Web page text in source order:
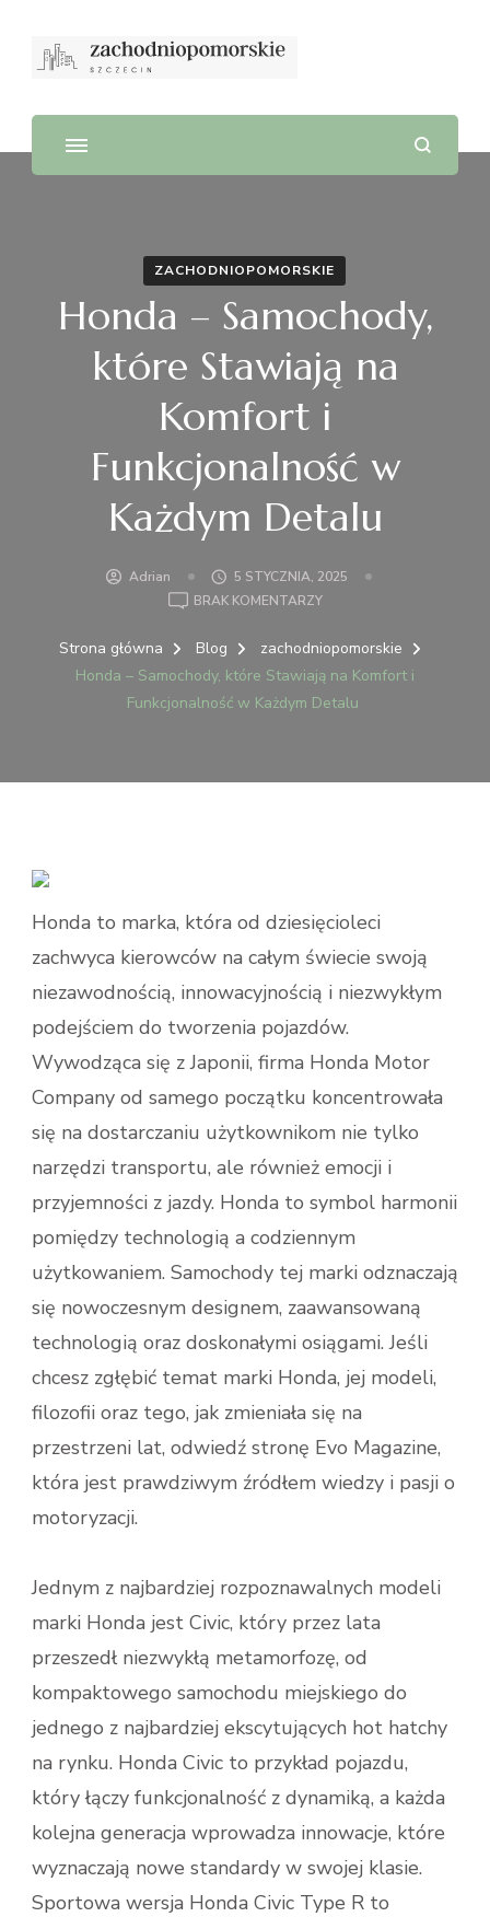
ZACHODNIOPOMORSKIE
Honda – Samochody,
które Stawiają na
Komfort i
Funkcjonalność w
Każdym Detalu
Adrian
5 STYCZNIA, 2025
BRAK KOMENTARZYDO
–
SAMOCHODY,
I
Strona główna Blog
zachodniopomorskie
Honda – Samochody, które Stawiają na Komfort i
Funkcjonalność w Każdym Detalu
Honda to marka, która od dziesięcioleci
zachwyca kierowców na całym świecie swoją
niezawodnością, innowacyjnością i niezwykłym
podejściem do tworzenia pojazdów.
Wywodząca się z Japonii, firma Honda Motor
Company od samego początku koncentrowała
się na dostarczaniu użytkownikom nie tylko
narzędzi transportu, ale również emocji i
przyjemności z jazdy. Honda to symbol harmonii
pomiędzy technologią a codziennym
użytkowaniem. Samochody tej marki odznaczają
się nowoczesnym designem, zaawansowaną
technologią oraz doskonałymi osiągami. Jeśli
chcesz zgłębić temat marki Honda, jej modeli,
filozofii oraz tego, jak zmieniała się na
przestrzeni lat, odwiedź stronę Evo Magazine,
która jest prawdziwym źródłem wiedzy i pasji o
motoryzacji.
Jednym z najbardziej rozpoznawalnych modeli
marki Honda jest Civic, który przez lata
przeszedł niezwykłą metamorfozę, od
kompaktowego samochodu miejskiego do
jednego z najbardziej ekscytujących hot hatchy
na rynku. Honda Civic to przykład pojazdu,
który łączy funkcjonalność z dynamiką, a każda
kolejna generacja wprowadza innowacje, które
wyznaczają nowe standardy w swojej klasie.
Sportowa wersja Honda Civic Type R to